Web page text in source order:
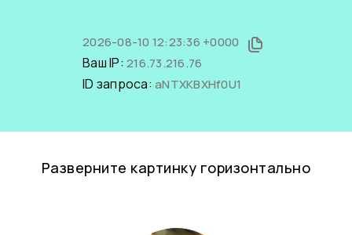
2026-08-10 12:23:36 +0000
Ваш IP: 216.73.216.76
ID запроса: aNTXKBXHf0U1
Разверните картинку горизонтально